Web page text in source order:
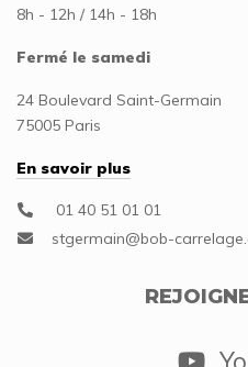
8h - 12h / 14h - 18h
Fermé le samedi
24 Boulevard Saint-Germain
75005 Paris
En savoir plus
01 40 51 01 01